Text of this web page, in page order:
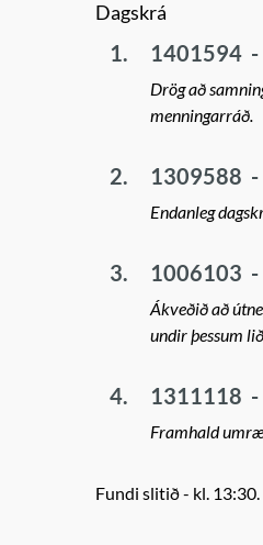
Dagskrá
1. 1401594 -
Drög að
menningarráð.
2. 1309588 -
Endanleg
3. 1006103 -
Ákveðið að
undir þessum
4. 1311118 -
Framhald
Fundi slitið - kl. 13:30.